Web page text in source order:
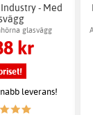
- Med
glasvägg
kr
leverans!